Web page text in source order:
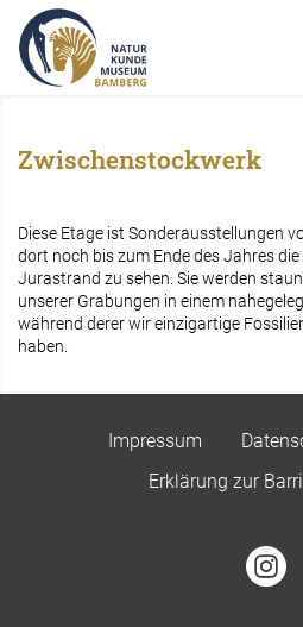
Zwischenstockwerk
Diese Etage ist Sonderausstellungen
dort noch bis zum Ende des Jahres
Jurastrand zu sehen. Sie werden
unserer Grabungen in einem
während derer wir einzigartige
haben.
Impressum
Erklärung zur